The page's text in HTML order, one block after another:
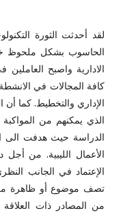
لقد أحدثت الثورة
الحاسوب بشكل ملحوظ
الادارية واصبح
كافة المجالات في الانشطة
الإداري والتخطيط. كما
الذي يمكنهم من
الدراسة حيث هدفت الى
الأعمال الليبية. من أجل
الإعتماد في الجانب
تصف موضوع أو ظاهرة
من المصادر ذات